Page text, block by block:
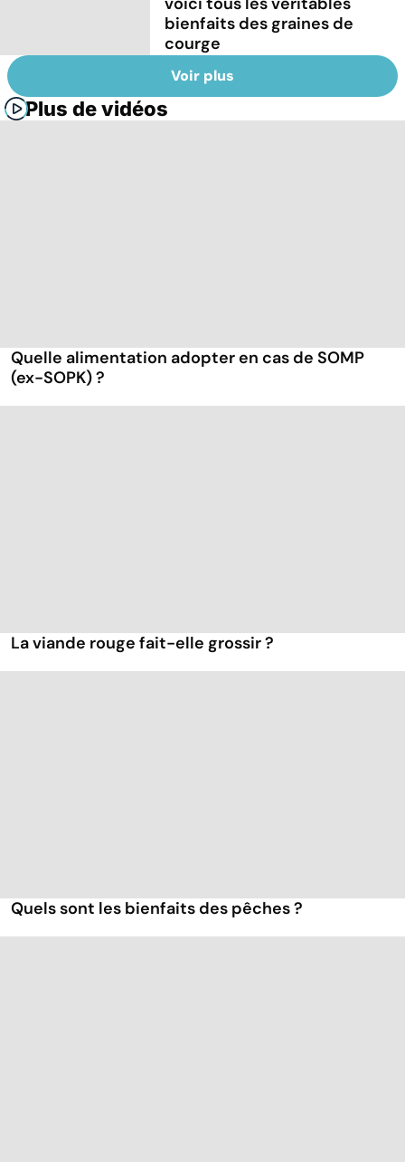
bienfaits des graines de
courge
Voir plus
Plus de vidéos
Quelle alimentation adopter en cas de SOMP
(ex-SOPK) ?
La viande rouge fait-elle grossir ?
Quels sont les bienfaits des pêches ?